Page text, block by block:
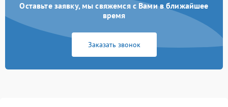
Оставьте заявку, мы свяжемся с Вами в ближайшее
время
Заказать звонок